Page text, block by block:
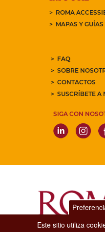
ROMA
MAPAS Y
FAQ
SOBRE
CONTACTOS
SUSCRÍBETE A
SIGA CON
Este sitio utiliza